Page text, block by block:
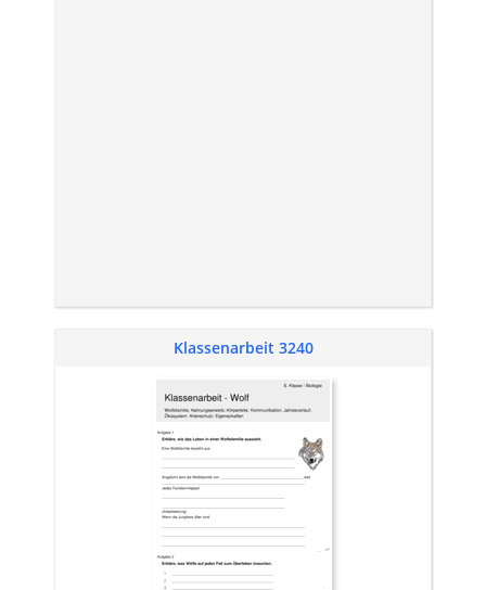
Klassenarbeit 3240